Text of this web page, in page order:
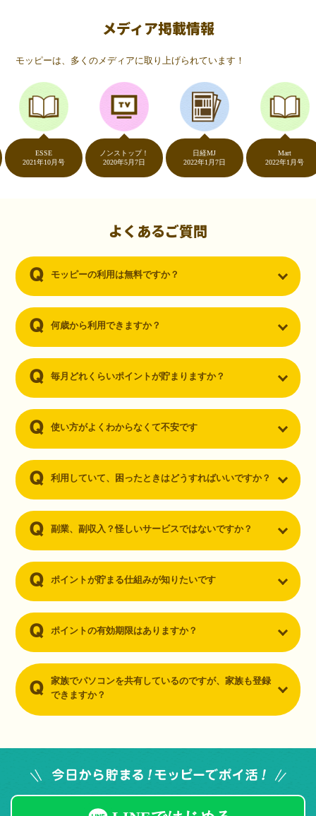
いつものネットショッピングが、モッピーでお得
（20代・女性）
友達に勧められてモッピーをはじめました。空いた時間にスマホで買
い物をすることが多いのですが、モッピーを経由するだけでショップ
のポイントとモッピーのポイントが二重で貯まることを知り、ビック
リ…！いつものネットショッピングをモッピーを経由するだけでポイ
ントが貯まるなんて…もっと早く教えてほしかった～！貯まったポイ
ントはギフト券に交換して、プチ贅沢を楽しんでます♪
（30代・男性）
ーを知りました。クレジットカードを発行するだけでポイントが貯ま
るならと無料登録して、クレジットカードの発行やアプリダウンロー
メディア掲載情報
モッピーは、多くのメディアに取り上げられています！
2021年10月号
ノンストップ！
2020年5月7日
日経MJ
2022年1月7日
2022年1月号
よくあるご質問
モッピーの利用は無料ですか？
何歳から利用できますか？
毎月どれくらいポイントが貯まりますか？
使い方がよくわからなくて不安です
利用していて、困ったときはどうすればいいですか？
副業、副収入？怪しいサービスではないですか？
ポイントが貯まる仕組みが知りたいです
ポイントの有効期限はありますか？
家族でパソコンを共有しているのですが、家族も登録
できますか？